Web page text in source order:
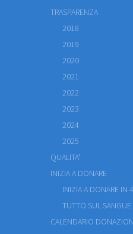
TRASPARENZA
2018
2019
2020
2021
2022
2023
2024
2025
QUALITA'
INIZIA A DONARE
INIZIA A DONARE IN
TUTTO SUL SANGUE
CALENDARIO